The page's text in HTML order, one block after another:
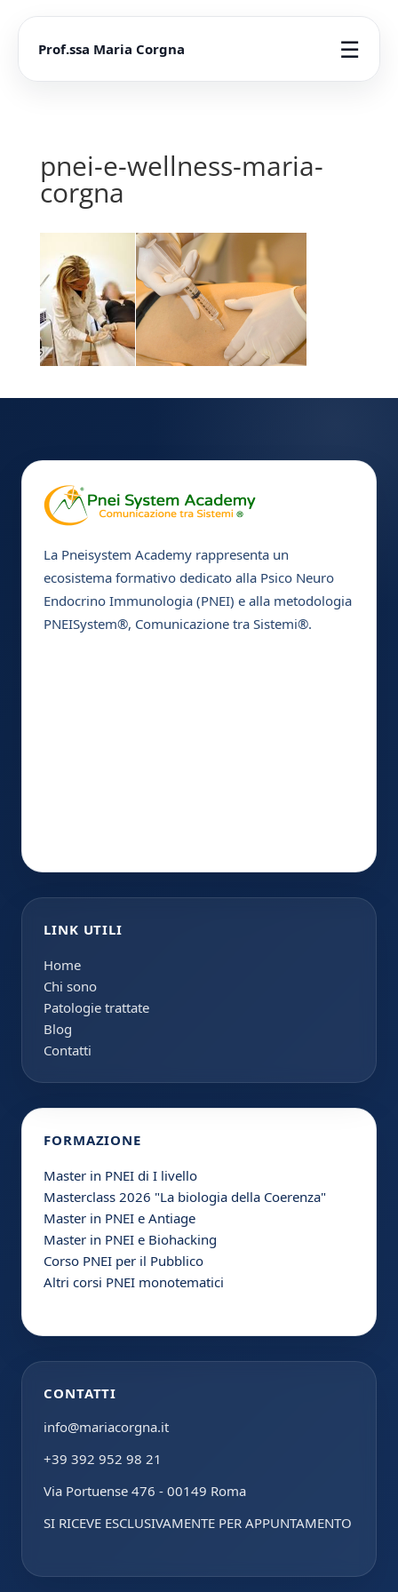
Prof.ssa Maria Corgna ☰
pnei-e-wellness-maria-
corgna
La Pneisystem Academy rappresenta un
ecosistema formativo dedicato alla Psico Neuro
Endocrino Immunologia (PNEI) e alla metodologia
PNEISystem®, Comunicazione tra Sistemi®.
LINK UTILI
Home
Chi sono
Patologie trattate
Blog
Contatti
FORMAZIONE
Master in PNEI di I livello
Masterclass 2026 "La biologia della Coerenza"
Master in PNEI e Antiage
Master in PNEI e Biohacking
Corso PNEI per il Pubblico
Altri corsi PNEI monotematici
CONTATTI
info@mariacorgna.it
+39 392 952 98 21
Via Portuense 476 - 00149 Roma
SI RICEVE ESCLUSIVAMENTE PER APPUNTAMENTO